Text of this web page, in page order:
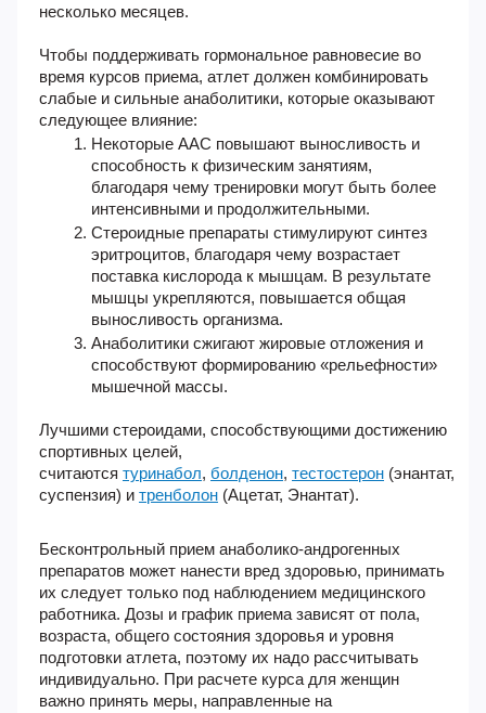
несколько месяцев.
Чтобы поддерживать гормональное равновесие во
время курсов приема, атлет должен комбинировать
слабые и сильные анаболитики, которые оказывают
следующее влияние:
Некоторые ААС повышают выносливость и
способность к физическим занятиям,
благодаря чему тренировки могут быть более
интенсивными и продолжительными.
Стероидные препараты стимулируют синтез
эритроцитов, благодаря чему возрастает
поставка кислорода к мышцам. В результате
мышцы укрепляются, повышается общая
выносливость организма.
Анаболитики сжигают жировые отложения и
способствуют формированию «рельефности»
мышечной массы.
Лучшими стероидами, способствующими достижению
спортивных целей,
считаются туринабол, болденон, тестостерон (энантат,
суспензия) и тренболон (Ацетат, Энантат).
Бесконтрольный прием анаболико-андрогенных
препаратов может нанести вред здоровью, принимать
их следует только под наблюдением медицинского
работника. Дозы и график приема зависят от пола,
возраста, общего состояния здоровья и уровня
подготовки атлета, поэтому их надо рассчитывать
индивидуально. При расчете курса для женщин
важно принять меры, направленные на